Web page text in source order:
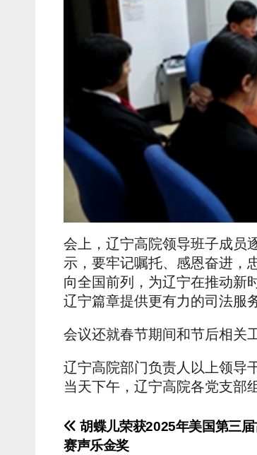
会上，辽宁高院领导班子成员
示，要牢记嘱托、感恩奋进，
向全国前列，为辽宁在推动新
辽宁篇章提供更有力的司法服
会议还就春节期间和节后相关
辽宁高院部门负责人以上领导
当天下午，辽宁高院各党支部
文胡蝶儿荣获2025年美国第三
赛声乐金奖